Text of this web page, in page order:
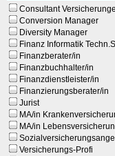
Consultant
Conversion Manager
Diversity Manager
Finanz Informatik
Finanzberater/in
Finanzbuchhalter/in
Finanzdienstleister/in
Finanzierungsberater/in
Jurist
MA/in
MA/in
Versicherungs-Profi